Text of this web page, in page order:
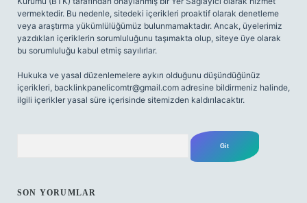
vermektedir. Bu nedenle, sitedeki içerikleri proaktif olarak denetleme
veya araştırma yükümlülüğümüz bulunmamaktadır. Ancak, üyelerimiz
yazdıkları içeriklerin sorumluluğunu taşımakta olup, siteye üye olarak
bu sorumluluğu kabul etmiş sayılırlar.
Hukuka ve yasal düzenlemelere aykırı olduğunu düşündüğünüz
içerikleri, backlinkpanelicomtr@gmail.com adresine bildirmeniz halinde,
ilgili içerikler yasal süre içerisinde sitemizden kaldırılacaktır.
SON YORUMLAR